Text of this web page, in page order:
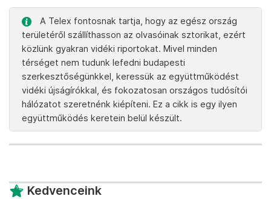
A Telex fontosnak tartja, hogy az egész ország
területéről szállíthasson az olvasóinak sztorikat, ezért
közlünk gyakran vidéki riportokat. Mivel minden
térséget nem tudunk lefedni budapesti
szerkesztőségünkkel, keressük az együttműködést
vidéki újságírókkal, és fokozatosan országos tudósítói
hálózatot szeretnénk kiépíteni. Ez a cikk is egy ilyen
együttműködés keretein belül készült.
Kedvenceink